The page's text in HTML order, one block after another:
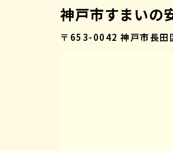
神戸市すまいの
〒653-0042 神戸市長田